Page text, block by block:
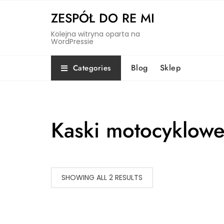
ZESPÓŁ DO RE MI
Kolejna witryna oparta na
WordPressie
Categories Blog Sklep
Kaski
SHOWING ALL 2 RESULTS